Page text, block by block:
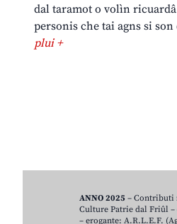
dal taramot o volìn
personis che tai agns si
plui +
ANNO 2025 – Contributi
Culture Patrie dal Friûl –
– erogante: A.R.L.E.F.